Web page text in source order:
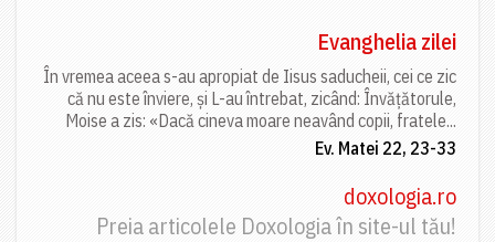
Evanghelia zilei
În vremea aceea s-au apropiat de Iisus saducheii, cei ce zic
că nu este înviere, și L-au întrebat, zicând: Învățătorule,
Moise a zis: «Dacă cineva moare neavând copii, fratele...
Ev. Matei 22, 23-33
doxologia.ro
Preia articolele Doxologia în site-ul tău!